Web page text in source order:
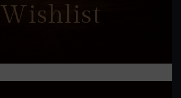
Wishlist